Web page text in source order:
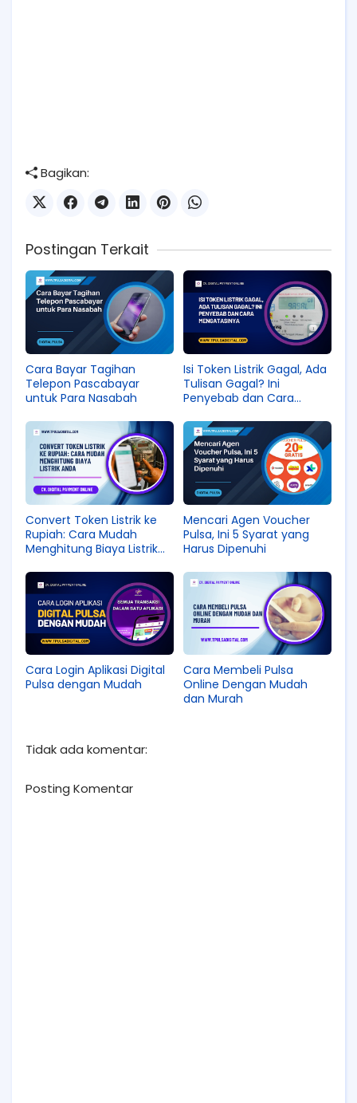
Bagikan:
Postingan Terkait
Cara Bayar Tagihan
Telepon Pascabayar
untuk Para Nasabah
Isi Token Listrik Gagal, Ada
Tulisan Gagal? Ini
Penyebab dan Cara
Convert Token Listrik ke
Rupiah: Cara Mudah
Menghitung Biaya Listrik
Mencari Agen Voucher
Pulsa, Ini 5 Syarat yang
Harus Dipenuhi
Cara Login Aplikasi Digital
Pulsa dengan Mudah
Cara Membeli Pulsa
Online Dengan Mudah
dan Murah
Tidak ada komentar:
Posting Komentar